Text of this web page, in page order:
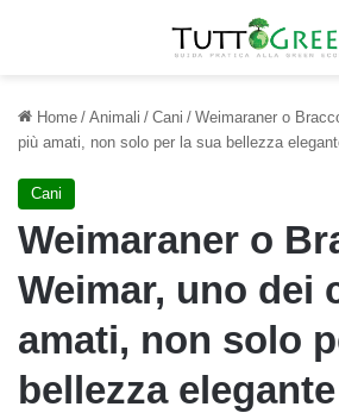
Home / Animali / Cani / Weimaraner o
più amati, non solo per la sua bellezza
Cani
Weimaraner o
Weimar, uno dei
amati, non solo
bellezza elegante